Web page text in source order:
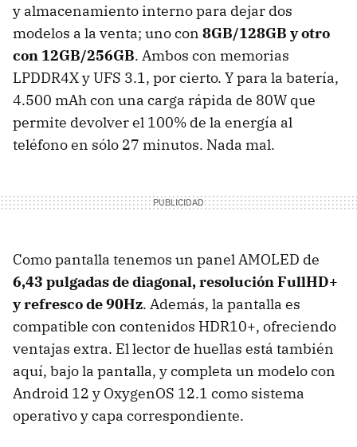
y almacenamiento interno para dejar dos
modelos a la venta; uno con 8GB/128GB y otro
con 12GB/256GB. Ambos con memorias
LPDDR4X y UFS 3.1, por cierto. Y para la batería,
4.500 mAh con una carga rápida de 80W que
permite devolver el 100% de la energía al
teléfono en sólo 27 minutos. Nada mal.
Como pantalla tenemos un panel AMOLED de
6,43 pulgadas de diagonal, resolución FullHD+
y refresco de 90Hz. Además, la pantalla es
compatible con contenidos HDR10+, ofreciendo
ventajas extra. El lector de huellas está también
aquí, bajo la pantalla, y completa un modelo con
Android 12 y OxygenOS 12.1 como sistema
operativo y capa correspondiente.